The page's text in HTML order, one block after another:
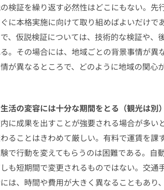
検証を繰り返す必然性はどこにもない。
に本格実施に向けて取り組めばよいだけで
、仮説検証については、技術的な検証や、
。その場合には、地域ごとの背景事情が
が異なるところで、どのように地域の関
活の変容には十分な期間をとる（観光は別）
に成果を出すことが強要される場合が多い
ることはきわめて厳しい。有料で運賃を
で行動を変えてもらうのは困難である。自
も短期間で変更されるものではない。交通
は、時間や費用が大きく異なることもあり